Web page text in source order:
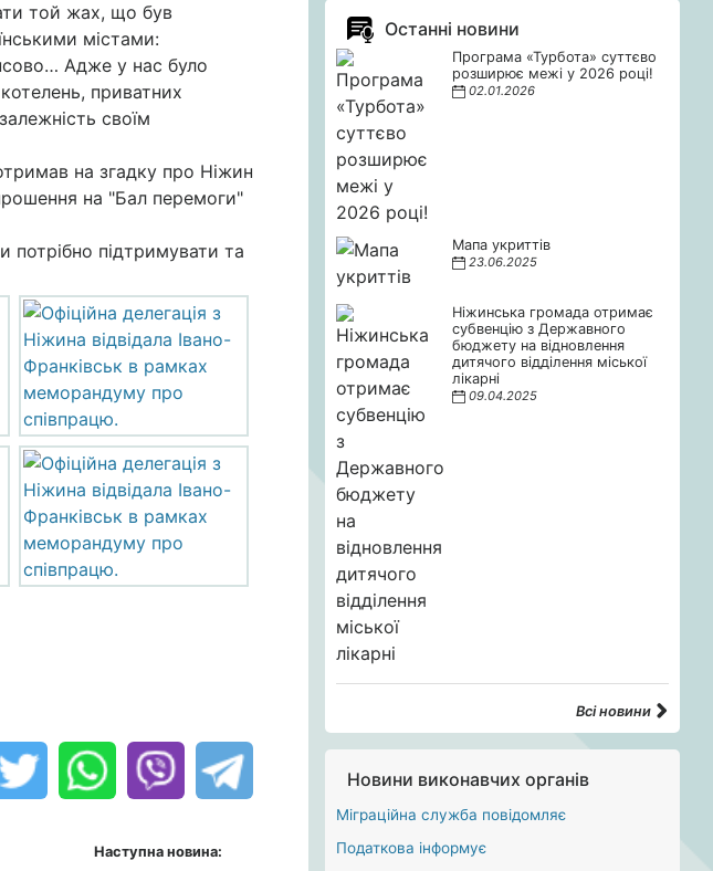
той жах, що був
містами:
Адже у нас було
приватних
своїм
на згадку про Ніжин
на "Бал перемоги"
потрібно підтримувати та
Наступна новина:
Останні новини
Програма «Турбота» суттєво
розширює межі у 2026 році!
02.01.2026
Мапа укриттів
23.06.2025
Ніжинська громада отримає
субвенцію з Державного
бюджету на відновлення
дитячого відділення міської
лікарні
09.04.2025
Всі новини
Новини виконавчих органів
Міграційна служба повідомляє
Податкова інформує